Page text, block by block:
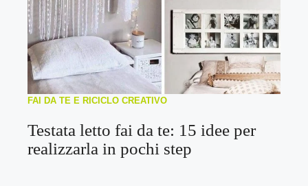
FAI DA TE E RICICLO CREATIVO
Testata letto fai da te: 15 idee per
realizzarla in pochi step